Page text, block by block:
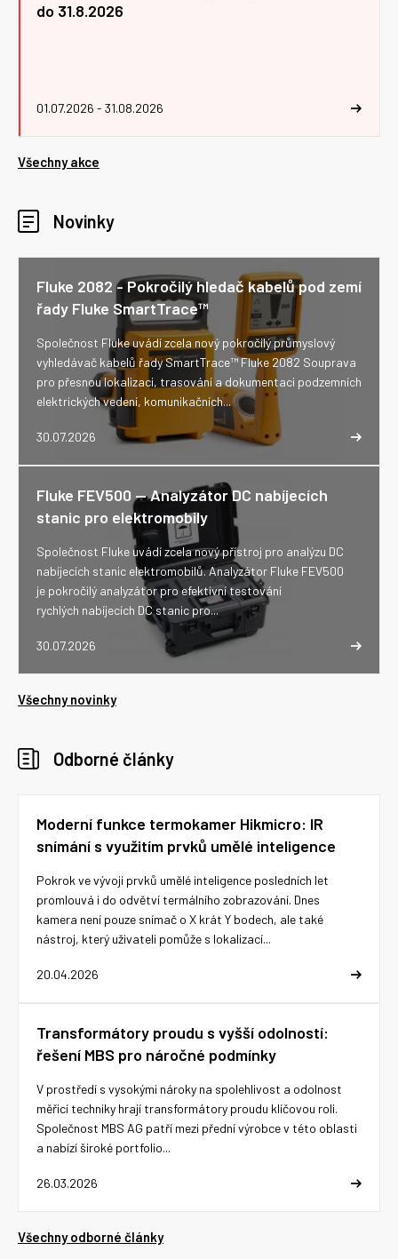
do 31.8.2026
01.07.2026 - 31.08.2026
Všechny akce
Novinky
Fluke 2082 - Pokročilý hledač kabelů pod zemí
řady Fluke SmartTrace™
30.07.2026
Společnost Fluke uvádí zcela nový pokročilý průmyslový
vyhledávač kabelů řady SmartTrace™ Fluke 2082 Souprava
pro přesnou lokalizaci, trasování a dokumentaci podzemních
elektrických vedení, komunikačních...
Fluke FEV500 -- Analyzátor DC nabíjecích
stanic pro elektromobily
30.07.2026
Společnost Fluke uvádí zcela nový přístroj pro analýzu DC
nabíjecích stanic elektromobilů. Analyzátor Fluke FEV500
je pokročilý analyzátor pro efektivní testování
rychlých nabíjecích DC stanic pro...
Všechny novinky
Odborné články
Moderní funkce termokamer Hikmicro: IR
snímání s využitím prvků umělé inteligence
20.04.2026
Pokrok ve vývoji prvků umělé inteligence posledních let
promlouvá i do odvětví termálního zobrazování. Dnes
kamera není pouze snímač o X krát Y bodech, ale také
nástroj, který uživateli pomůže s lokalizací...
Transformátory proudu s vyšší odolností:
řešení MBS pro náročné podmínky
26.03.2026
V prostředí s vysokými nároky na spolehlivost a odolnost
měřicí techniky hrají transformátory proudu klíčovou roli.
Společnost MBS AG patří mezi přední výrobce v této oblasti
a nabízí široké portfolio...
Všechny odborné články